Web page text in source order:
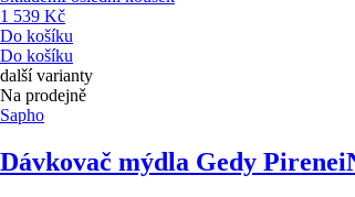
1 539 Kč
Do košíku
Do košíku
další varianty
Na prodejně
Sapho
Dávkovač mýdla Gedy Pirenei